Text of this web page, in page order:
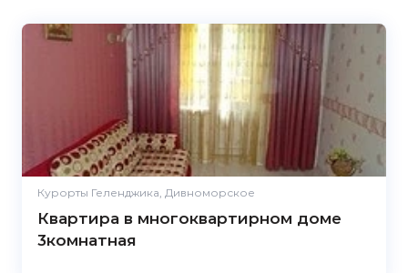
Курорты Геленджика, Дивноморское
Квартира в многоквартирном доме
3комнатная